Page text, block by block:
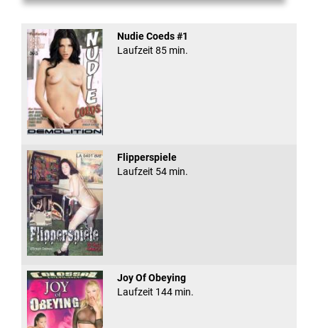
Rectal Exam
Nudie Coeds #1
Laufzeit 85 min.
Flipperspiele
Laufzeit 54 min.
Joy Of Obeying
Laufzeit 144 min.